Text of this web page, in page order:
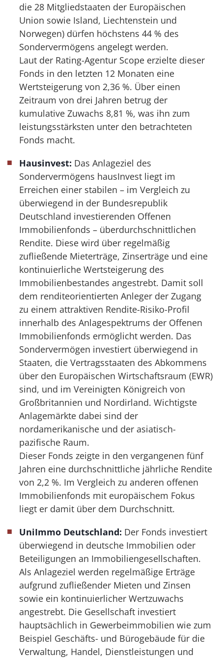
die 28 Mitgliedstaaten der Europäischen
Union sowie Island, Liechtenstein und
Norwegen) dürfen höchstens 44 % des
Sondervermögens angelegt werden.
Laut der Rating-Agentur Scope erzielte dieser
Fonds in den letzten 12 Monaten eine
Wertsteigerung von 2,36 %. Über einen
Zeitraum von drei Jahren betrug der
kumulative Zuwachs 8,81 %, was ihn zum
leistungsstärksten unter den betrachteten
Fonds macht.
Hausinvest: Das Anlageziel des
Sondervermögens hausInvest liegt im
Erreichen einer stabilen – im Vergleich zu
überwiegend in der Bundesrepublik
Deutschland investierenden Offenen
Immobilienfonds – überdurch­schnittlichen
Rendite. Diese wird über regelmäßig
zufließende Mieterträge, Zinserträge und eine
konti­nuierliche Wertsteigerung des
Immobilienbestandes angestrebt. Damit soll
dem renditeorientierten An­leger der Zugang
zu einem attraktiven Rendite-Risiko-Profil
innerhalb des Anlagespektrums der Offenen
Immobilienfonds ermöglicht werden. Das
Sondervermögen investiert überwiegend in
Staaten, die Ver­tragsstaaten des Abkommens
über den Europäischen Wirtschaftsraum (EWR)
sind, und im Vereinigten Königreich von
Großbritannien und Nordirland. Wichtigste
Anlagemärkte dabei sind der
nordamerikanische und der asiatisch-
pazifische Raum.
Dieser Fonds zeigte in den vergangenen fünf
Jahren eine durchschnittliche jährliche Rendite
von 2,2 %. Im Vergleich zu anderen offenen
Immobilienfonds mit europäischem Fokus
liegt er damit über dem Durchschnitt.
UniImmo Deutschland: Der Fonds investiert
überwiegend in deutsche Immobilien oder
Beteiligungen an Immobiliengesellschaften.
Als Anlageziel werden regelmäßige Erträge
aufgrund zufließender Mieten und Zinsen
sowie ein kontinuierlicher Wertzuwachs
angestrebt. Die Gesellschaft investiert
hauptsächlich in Gewerbeimmobilien wie zum
Beispiel Geschäfts- und Bürogebäude für die
Verwaltung, Handel, Dienstleistungen und